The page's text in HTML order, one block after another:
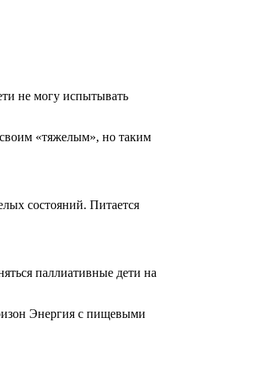
не могу испытывать
«тяжелым», но таким
состояний. Питается
паллиативные дети на
Энергия с пищевыми